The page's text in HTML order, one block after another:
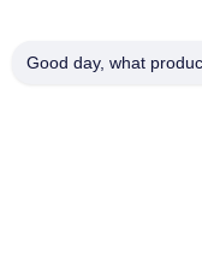
Insieme preformato
Good day, what